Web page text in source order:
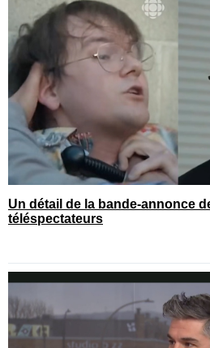
Un détail de la bande-annonce
téléspectateurs